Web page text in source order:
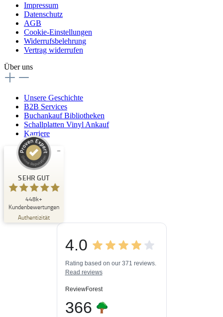
Impressum
Datenschutz
AGB
Cookie-Einstellungen
Widerrufsbelehrung
Vertrag widerrufen
Über uns
Unsere Geschichte
B2B Services
Buchankauf Bibliotheken
Schallplatten Vinyl Ankauf
Karriere
SEHR GUT
448k+
Kundenbewertungen
Authentizität
Kundenbewertungen und Erfahrungen zu
SEHR GUT
4,84
/
5,00
3
ProvenExpert.com
Blick aufs ProvenExpert-Profil werfen
06.08.2026
4.0
Rating based on our 371 reviews.
Read reviews
ReviewForest
366